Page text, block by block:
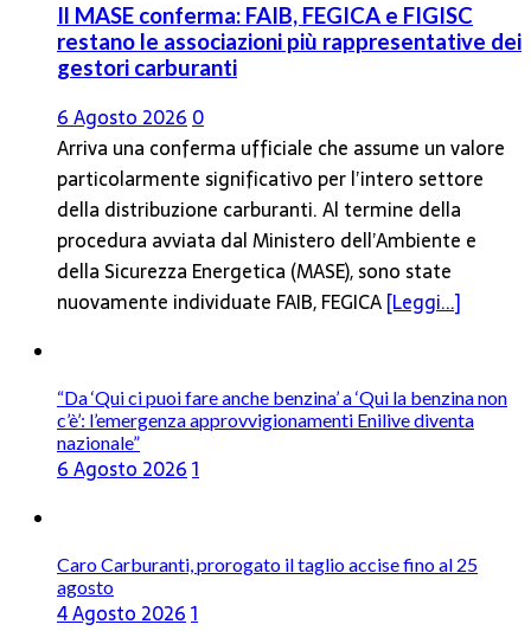
Il MASE conferma: FAIB, FEGICA e FIGISC
restano le associazioni più rappresentative dei
gestori carburanti
6 Agosto 20260
Arriva una conferma ufficiale che assume un valore
particolarmente significativo per l’intero settore
della distribuzione carburanti. Al termine della
procedura avviata dal Ministero dell’Ambiente e
della Sicurezza Energetica (MASE), sono state
nuovamente individuate FAIB, FEGICA[Leggi...]
“Da ‘Qui ci puoi fare anche benzina’ a ‘Qui la benzina non
c’è’: l’emergenza approvvigionamenti Enilive diventa
nazionale”
6 Agosto 20261
Caro Carburanti, prorogato il taglio accise fino al 25
agosto
4 Agosto 20261